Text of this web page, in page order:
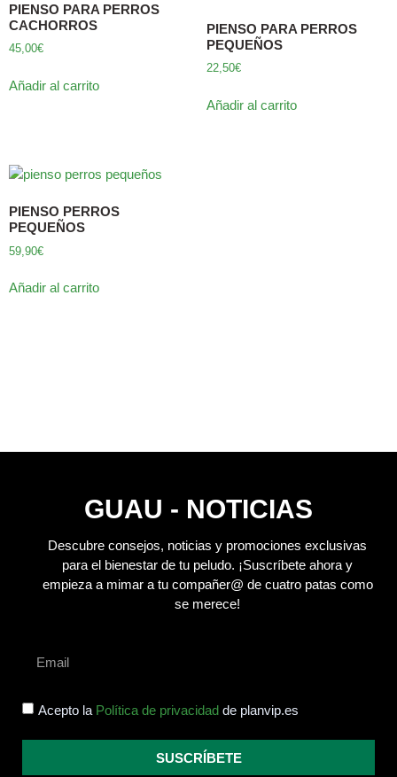
PIENSO PARA PERROS
CACHORROS
45,00€
Añadir al carrito
PIENSO PARA PERROS
PEQUEÑOS
22,50€
Añadir al carrito
PIENSO PERROS
PEQUEÑOS
59,90€
Añadir al carrito
GUAU - NOTICIAS
Descubre consejos, noticias y promociones exclusivas
para el bienestar de tu peludo. ¡Suscríbete ahora y
empieza a mimar a tu compañer@ de cuatro patas como
se merece!
Acepto la Política de privacidad de planvip.es
SUSCRÍBETE